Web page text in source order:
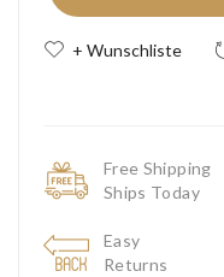
+ Wunschliste
Free Shipping
Ships Today
Easy
Returns